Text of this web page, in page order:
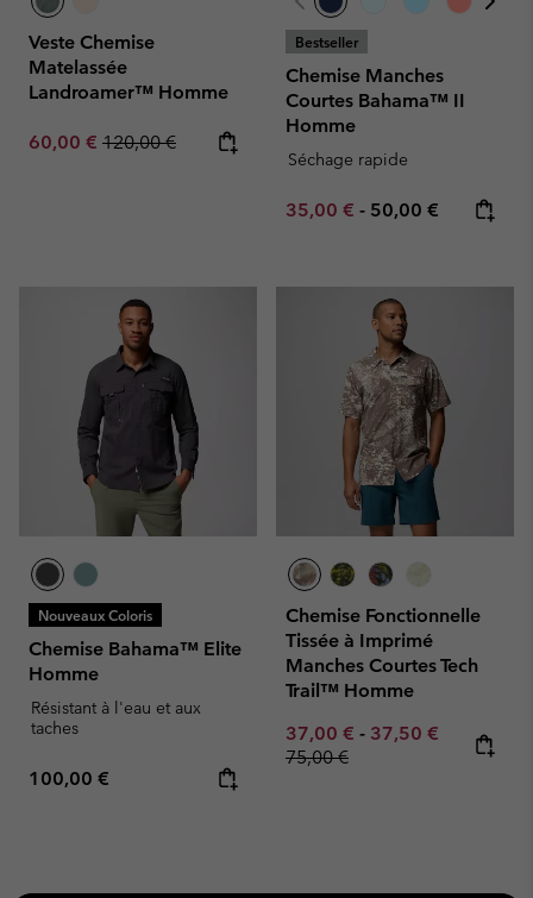
Veste Chemise
Matelassée
Landroamer™ Homme
Sale price:
60,00 € Regular price:
120,00 €
Bestseller
Chemise Manches
Courtes Bahama™ II
Homme
Séchage rapide
Minimum sale price:
35,00 € - Maximum price:
50,00 €
Nouveaux Coloris
Chemise Bahama™ Elite
Homme
Résistant à l'eau et aux
taches
Regular price:
100,00 €
Chemise Fonctionnelle
Tissée à Imprimé
Manches Courtes Tech
Trail™ Homme
Minimum sale price:
37,00 € - Maximum sale
37,50 € Regular
75,00 €